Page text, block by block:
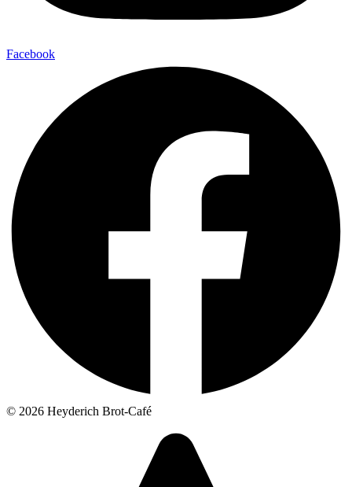
Facebook
© 2026 Heyderich Brot-Café